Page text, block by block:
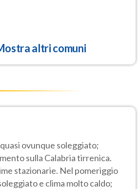
altri comuni
ovunque soleggiato;
sulla Calabria tirrenica.
stazionarie. Nel pomeriggio
e clima molto caldo;